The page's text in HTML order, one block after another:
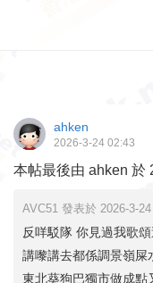
ahken
2026-3-24 02:43
本帖最後由 ahken 於
AVC51 發表於 2026-3-
反咩駁隊 你見過我歌頌
講嚟講去都係調景嶺屎
東北葵狗巴獨市做成點